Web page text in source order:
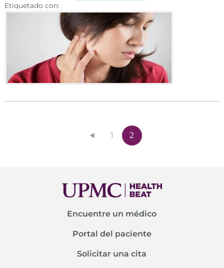
Etiquetado con:
◄ 1 2
Encuentre un médico
Portal del paciente
Solicitar una cita